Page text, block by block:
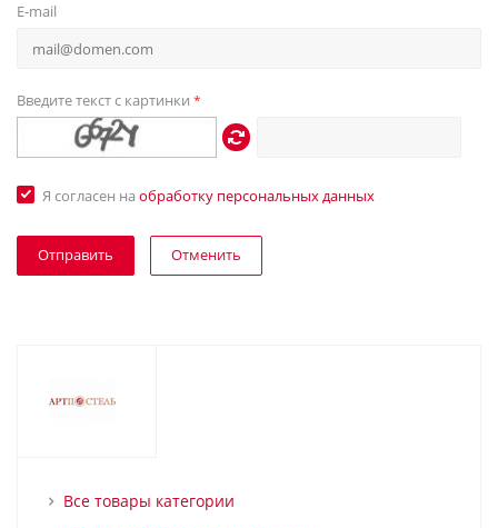
E-mail
Введите текст с картинки *
Я согласен на обработку персональных данных
Отменить
Все товары категории